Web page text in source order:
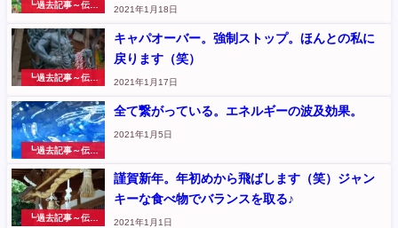
┗過去記事～伝え
2021年1月18日
┗過去記事～伝え
キャパオーバー。強制ストップ。ほんとの私に
戻ります（笑）
2021年1月17日
┗過去記事～伝え
全て繋がっている。エネルギーの波及効果。
2021年1月5日
┗過去記事～伝え
謹賀新年。年初めから飛ばします（笑）ジャン
キーな食べ物でバランスを取る♪
2021年1月1日